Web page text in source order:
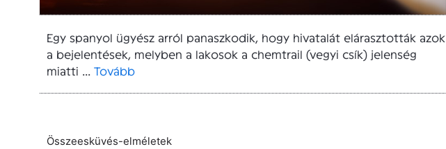
Egy spanyol ügyész arról panaszkodik, hogy hivatalát elárasztották azok
a bejelentések, melyben a lakosok a chemtrail (vegyi csík) jelenség
miatti ... Tovább
Összeesküvés-elméletek